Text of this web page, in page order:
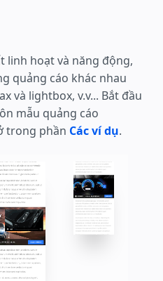
linh hoạt và năng động,
quảng cáo khác nhau
và lightbox, v.v... Bắt đầu
mẫu quảng cáo
trong phần Các ví dụ.